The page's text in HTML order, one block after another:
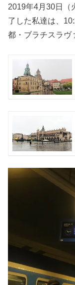
2019年4月30日（
了した私達は、
都・ブラチスラヴ